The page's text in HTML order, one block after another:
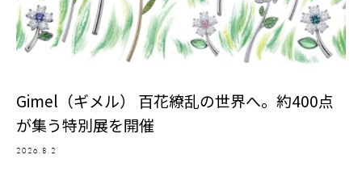
Gimel（ギメル） 百花繚乱の世界へ。約400点
が集う特別展を開催
2026.8.2